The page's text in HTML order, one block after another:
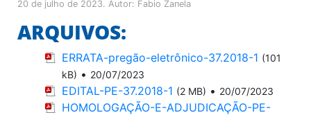
20 de julho de 2023. Autor: Fabio Zanela
ARQUIVOS:
ERRATA-pregão-eletrônico-37.2018-1 (101
kB) • 20/07/2023
EDITAL-PE-37.2018-1 (2 MB) • 20/07/2023
HOMOLOGAÇÃO-E-ADJUDICAÇÃO-PE-